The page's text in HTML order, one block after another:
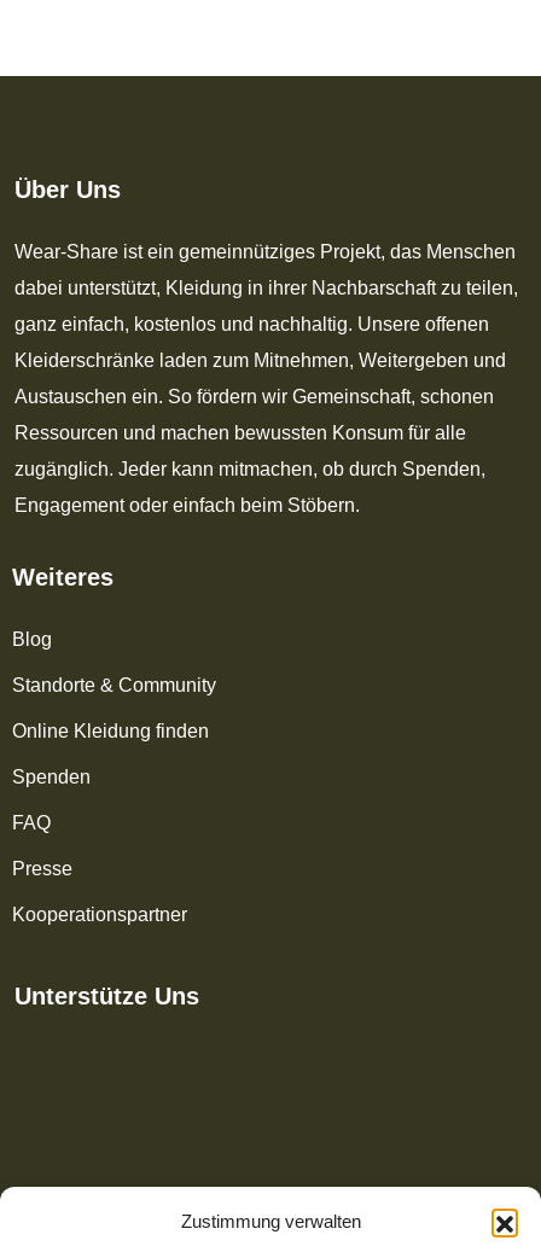
Zustimmung verwalten
Über Uns
Wear-Share ist ein gemeinnütziges Projekt, das Menschen
dabei unterstützt, Kleidung in ihrer Nachbarschaft zu teilen,
ganz einfach, kostenlos und nachhaltig. Unsere offenen
Kleiderschränke laden zum Mitnehmen, Weitergeben und
Austauschen ein. So fördern wir Gemeinschaft, schonen
Ressourcen und machen bewussten Konsum für alle
zugänglich. Jeder kann mitmachen, ob durch Spenden,
Engagement oder einfach beim Stöbern.
Weiteres
Blog
Standorte & Community
Online Kleidung finden
Spenden
FAQ
Presse
Kooperationspartner
Unterstütze Uns